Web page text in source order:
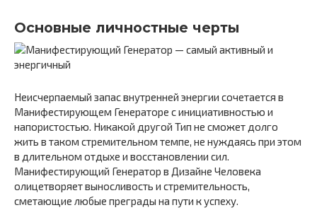
Основные личностные черты
Неисчерпаемый запас внутренней энергии сочетается в
Манифестирующем Генераторе с инициативностью и
напористостью. Никакой другой Тип не сможет долго
жить в таком стремительном темпе, не нуждаясь при этом
в длительном отдыхе и восстановлении сил.
Манифестирующий Генератор в Дизайне Человека
олицетворяет выносливость и стремительность,
сметающие любые преграды на пути к успеху.